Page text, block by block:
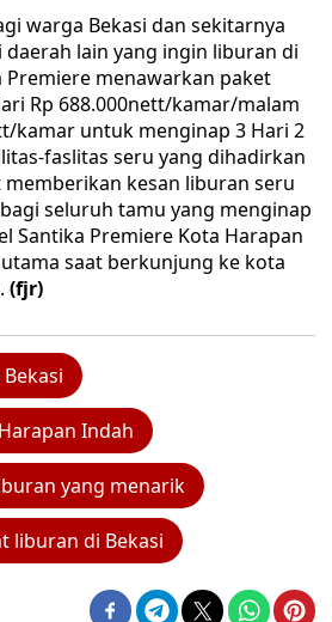
warga Bekasi dan sekitarnya
lain yang ingin liburan di
Premiere menawarkan paket
Rp 688.000nett/kamar/malam
kamar untuk menginap 3 Hari 2
faslitas seru yang dihadirkan
kesan liburan seru
seluruh tamu yang menginap
Santika Premiere Kota Harapan
saat berkunjung ke kota
(fjr)
Indah
yang menarik
liburan di Bekasi